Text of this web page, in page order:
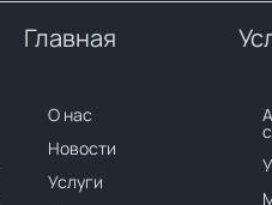
Главная
О нас
Новости
Услуги